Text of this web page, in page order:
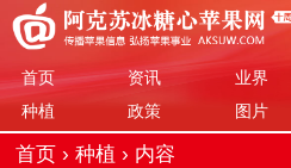
首页 资讯 业界
种植
政策 图片
首页 › 种植 › 内容